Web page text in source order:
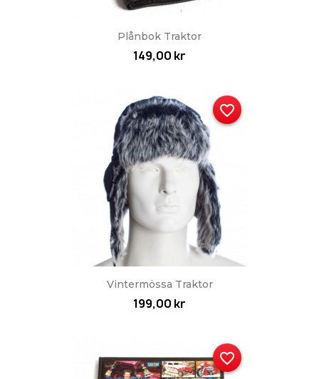
Plånbok Traktor
149,00 kr
Vintermössa Traktor
199,00 kr
favorite_border
favorite_border